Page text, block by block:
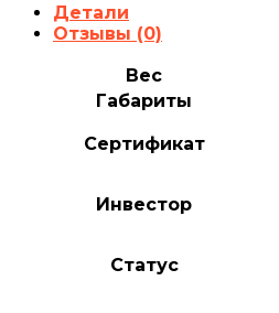
Детали
Отзывы (0)
Вес
Габариты
Сертификат
Инвестор
Статус